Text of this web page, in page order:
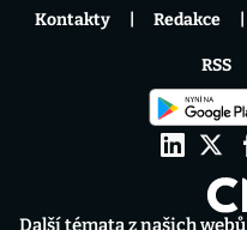
Další témata z našich webů
Kontakty Redakce
RSS